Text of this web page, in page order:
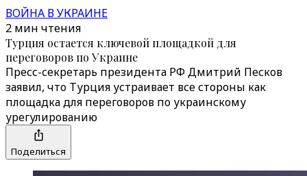
ВОЙНА В УКРАИНЕ
2 мин чтения
Турция остается ключевой площадкой для
переговоров по Украине
Пресс-секретарь президента РФ Дмитрий Песков
заявил, что Турция устраивает все стороны как
площадка для переговоров по украинскому
урегулированию
Поделиться